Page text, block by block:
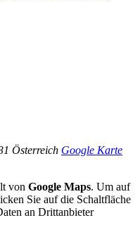
Österreich Google Karte
von Google Maps. Um auf
Sie auf die Schaltfläche
an Drittanbieter